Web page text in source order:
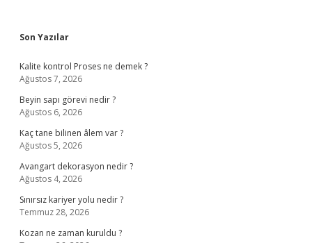
Sidebar
Son Yazılar
Kalite kontrol Proses ne demek ?
Ağustos 7, 2026
Beyin sapı görevi nedir ?
Ağustos 6, 2026
Kaç tane bilinen âlem var ?
Ağustos 5, 2026
Avangart dekorasyon nedir ?
Ağustos 4, 2026
Sınırsız kariyer yolu nedir ?
Temmuz 28, 2026
Kozan ne zaman kuruldu ?